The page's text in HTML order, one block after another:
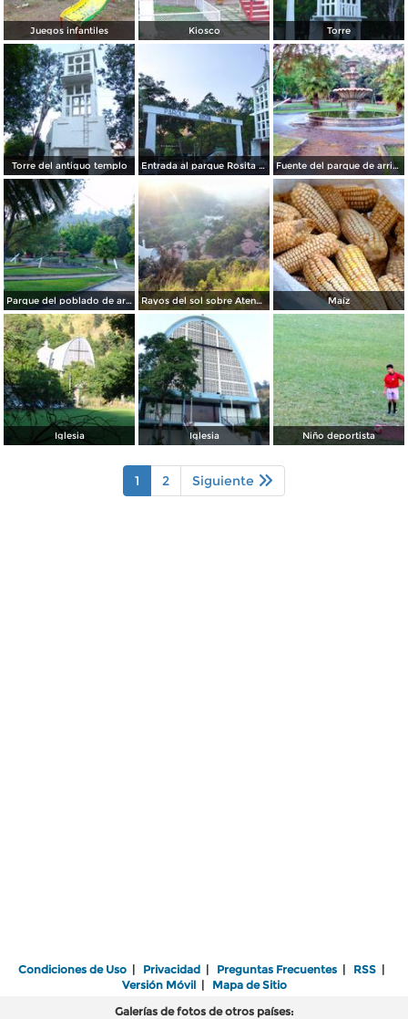
Juegos infantiles Kiosco Torre
Torre del antiguo templo Entrada al parque Rosita Rincón Fuente del parque de arriba
Parque del poblado de arriba Rayos del sol sobre Atenquique Maíz
Iglesia Iglesia Niño deportista
1 2 Siguiente
Condiciones de Uso | Privacidad | Preguntas Frecuentes | RSS |
Versión Móvil| Mapa de Sitio
Galerías de fotos de otros países: